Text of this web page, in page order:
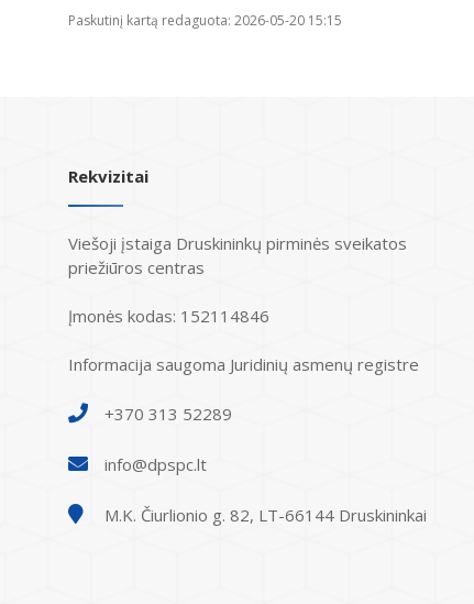
Paskutinį kartą redaguota: 2026-05-20 15:15
Rekvizitai
Viešoji įstaiga Druskininkų pirminės sveikatos
priežiūros centras
Įmonės kodas: 152114846
Informacija saugoma Juridinių asmenų registre
+370 313 52289
info@dpspc.lt
M.K. Čiurlionio g. 82, LT-66144 Druskininkai